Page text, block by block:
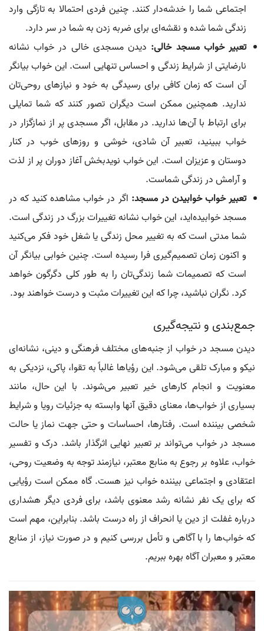
اجتماعی شما را خدشه‌دار کنند. چنین فردی احتمالا به تازگی وارد
زندگی شما شده و نقشه‌ای برای ضربه زدن به شما در سر دارد.
تعبیر خواب مسجد خالی: دیدن مسجدی خالی در خواب نشانه
نارضایتی از شرایط زندگی و احساس تنهایی است. این خواب بیانگر
آن است که زمان کافی برای رسیدگی به خود و نیازهای روحی‌تان
ندارید. همچنین ممکن است دیگران تصور کنند که شما تمایلی
برای ارتباط با آن‌ها ندارید. در مقابل، اگر مسجدی پر از نمازگزار در
خواب ببینید، تعبیر آن شادی، خوشی و روزهای خوب در کنار
دوستان و عزیزان است. این خواب نویدبخش آغاز دوران پر از لذت
و آرامش در زندگی شماست.
تعبیر خواب خوابیدن در مسجد: اگر در خواب مشاهده کنید که در
مسجد خوابیده‌اید، این خواب نشانه تغییرات بزرگ در زندگی است.
شما مدتی است که به تغییر محل زندگی یا شغل خود فکر می‌کنید
و اکنون زمان تصمیم‌گیری فرا رسیده است. چنین خوابی بیانگر آن
است که تصمیمات شما زندگی‌تان را به طور کلی دگرگون خواهد
کرد. نگران نباشید، چرا که این تغییرات مثبت و درست خواهند بود.
جمع‌بندی و نتیجه‌گیری
دیدن مسجد در خواب از جنبه‌های مختلف فرهنگی و دینی، نشانه‌ای
نیکو و مبارک تلقی می‌شود. این رؤیاها غالباً به تقوا، پاکی، نزدیکی به
معنویت و انجام کارهای خیر تعبیر می‌شوند. با این حال، مانند
بسیاری از خواب‌ها، معنای دقیق آنها وابسته به جزئیات رویا و شرایط
شخصی بیننده است. رفتارها، احساسات و حتی جهت نماز یا حالت
مسجد در خواب می‌تواند بر تعبیر نهایی اثرگذار باشد. درک و تفسیر
خواب، علاوه بر رجوع به منابع معتبر، نیازمند توجه به وضعیت روحی،
اعتقادی و اجتماعی بیننده خواب نیز هست. گاه ممکن است رؤیایی
که برای یک نفر نشانه رشد معنوی باشد، برای فردی دیگر هشداری
درباره غفلت از دین یا انحراف از راه درست باشد. بنابراین، مهم است
که خواب‌ها را با آگاهی و تأمل بررسی کنیم و در صورت نیاز، از منابع
معتبر و معبران آگاه بهره ببریم.